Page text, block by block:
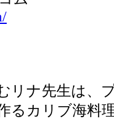
リナ先生は、
るカリブ海料